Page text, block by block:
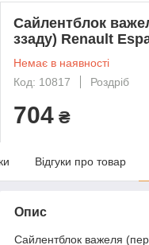
Сайлентблок
ззаду) Renault
Немає в наявності
Код: 10817
Роздріб
704 ₴
Відгуки про товар
Опис
Сайлентблок важеля